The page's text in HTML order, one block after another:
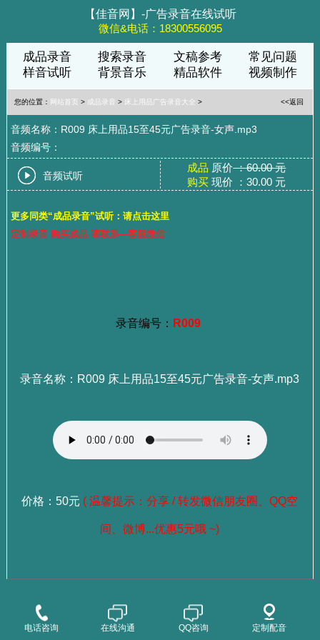
【佳音网】-广告录音在线试听
微信&电话：18300556095
成品录音 搜索录音 文稿参考
常见问题
样音试听
背景音乐 精品软件 视频制作
您的位置： 网站首页 > 成品录音 > 床上用品广告录音大全 > <<返回
音频名称：R009 床上用品15至45元广告录音-女声.mp3
音频编号：
音频试听
成品 原价：60.00 元
购买 现价 ：30.00 元
更多同类“成品录音”试听：请点击这里
定制录音 购买成品 请联系—客服微信
录音编号： R009
录音名称：R009 床上用品15至45元广告录音-女声.mp3
价格：50元 ( 温馨提示：分享 / 转发微信朋友圈、QQ空
间、微博...优惠5元哦 ~)
选择老师试听 点这里查看>>>
电话咨询 在线沟通 QQ咨询 定制配音